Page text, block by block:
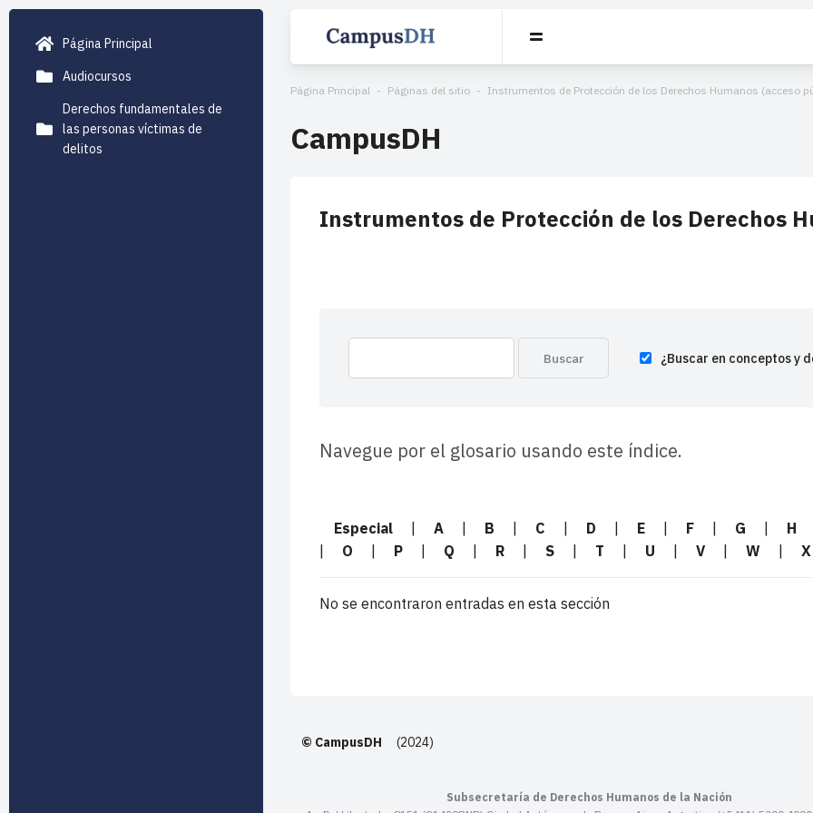
Página Principal Páginas del sitio Instrumentos de Protección de los Derechos Humanos (acceso
CampusDH
Instrumentos de Protección de los Derechos
¿Buscar en conceptos y
Navegue por el glosario usando este índice.
Especial | A | B | C | D | E | F | G | H
|
O | P | Q | R | S | T | U | V | W | X
No se encontraron entradas en esta sección
Página Principal
Audiocursos
Derechos fundamentales de
las personas víctimas de
delitos
© CampusDH (2024)
Subsecretaría de Derechos Humanos de la Nación